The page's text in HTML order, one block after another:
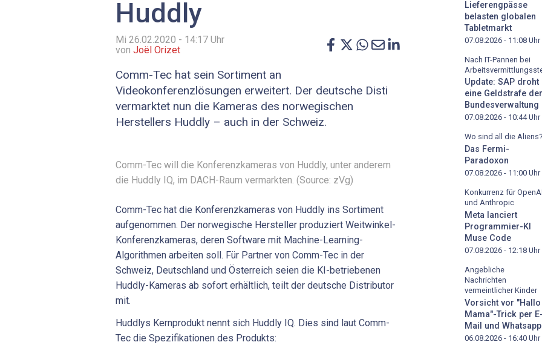
Huddly
Mi 26.02.2020 - 14:17 Uhr
von Joël Orizet
Comm-Tec hat sein Sortiment an
Videokonferenzlösungen erweitert. Der deutsche Disti
vermarktet nun die Kameras des norwegischen
Herstellers Huddly – auch in der Schweiz.
Comm-Tec will die Konferenzkameras von Huddly, unter anderem
die Huddly IQ, im DACH-Raum vermarkten. (Source: zVg)
Comm-Tec hat die Konferenzkameras von Huddly ins Sortiment
aufgenommen. Der norwegische Hersteller produziert Weitwinkel-
Konferenzkameras, deren Software mit Machine-Learning-
Algorithmen arbeiten soll. Für Partner von Comm-Tec in der
Schweiz, Deutschland und Österreich seien die KI-betriebenen
Huddly-Kameras ab sofort erhältlich, teilt der deutsche Distributor
mit.
Huddlys Kernprodukt nennt sich Huddly IQ. Dies sind laut Comm-
Tec die Spezifikationen des Produkts:
Lieferengpässe
belasten globalen
Tabletmarkt
07.08.2026 - 11:08 Uhr
Nach IT-Pannen bei
Update: SAP droht
eine Geldstrafe der
Bundesverwaltung
07.08.2026 - 10:44Uhr
Wo sind all die Aliens?
Das Fermi-
Paradoxon
07.08.2026 - 11:00 Uhr
Konkurrenz für OpenAI
und Anthropic
Meta lanciert
Programmier-KI
Muse Code
07.08.2026 - 12:18 Uhr
Angebliche
Nachrichten
vermeintlicher Kinder
Vorsicht vor "Hallo
Mama"-Trick per E-
Mail und Whatsapp
06.08.2026 - 16:40 Uhr